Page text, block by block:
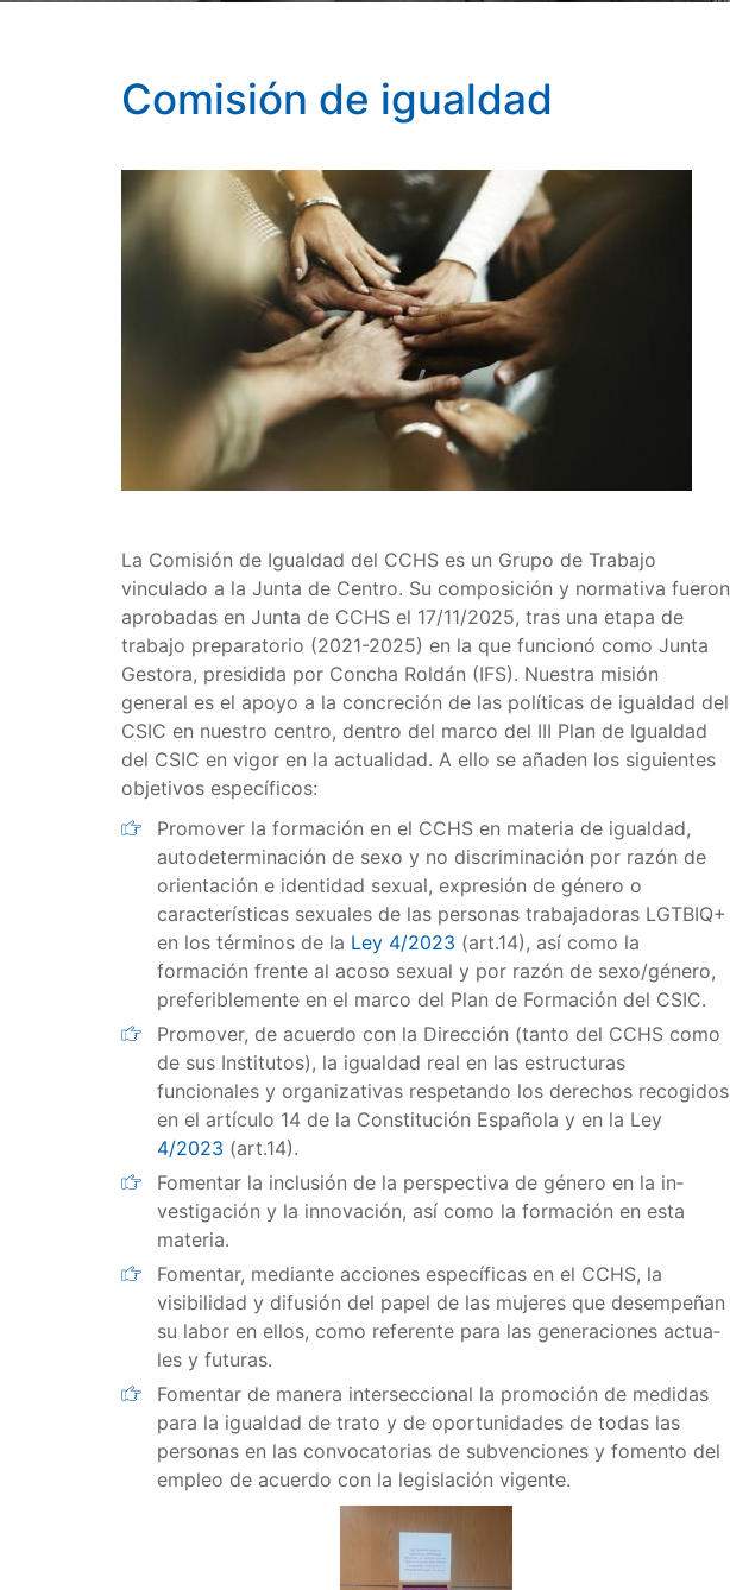
Comisión de igualdad
La Comisión de Igualdad del CCHS es un Grupo de Trabajo
vinculado a la Junta de Centro. Su composición y normativa fueron
aprobadas en Junta de CCHS el 17/11/2025, tras una etapa de
trabajo preparatorio (2021-2025) en la que funcionó como Junta
Gestora, presidida por Concha Roldán (IFS). Nuestra misión
general es el apoyo a la concreción de las políticas de igualdad del
CSIC en nuestro centro, dentro del marco del III Plan de Igualdad
del CSIC en vigor en la actualidad. A ello se añaden los siguientes
objetivos específicos:
Promover la formación en el CCHS en materia de igualdad,
autodeterminación de sexo y no discriminación por razón de
orientación e identidad sexual, expresión de género o
características sexuales de las personas trabajadoras LGTBIQ+
en los términos de la Ley 4/2023 (art.14), así como la
formación frente al acoso sexual y por razón de sexo/género,
preferiblemente en el marco del Plan de Formación del CSIC.
Promover, de acuerdo con la Dirección (tanto del CCHS como
de sus Institutos), la igualdad real en las estructuras
funcionales y organizativas respetando los derechos recogidos
en el artículo 14 de la Constitución Española y en la Ley
4/2023 (art.14).
Fomentar la inclusión de la perspectiva de género en la in­
vestigación y la innovación, así como la formación en esta
materia.
Fomentar, mediante acciones específicas en el CCHS, la
visibilidad y difusión del papel de las mujeres que desempeñan
su labor en ellos, como referente para las generaciones actua­
les y futuras.
Fomentar de manera interseccional la promoción de medidas
para la igualdad de trato y de oportunidades de todas las
personas en las convocatorias de subvenciones y fomento del
empleo de acuerdo con la legislación vigente.